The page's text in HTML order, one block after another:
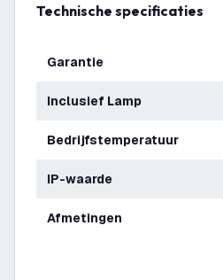
Technische specificaties
Garantie
Inclusief Lamp
Bedrijfstemperatuur
IP-waarde
Afmetingen